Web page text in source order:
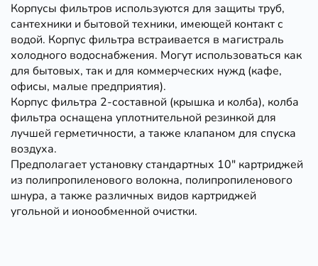
Корпусы фильтров используются для защиты труб,
сантехники и бытовой техники, имеющей контакт с
водой. Корпус фильтра встраивается в магистраль
холодного водоснабжения. Могут использоваться как
для бытовых, так и для коммерческих нужд (кафе,
офисы, малые предприятия).
Корпус фильтра 2-составной (крышка и колба), колба
фильтра оснащена уплотнительной резинкой для
лучшей герметичности, а также клапаном для спуска
воздуха.
Предполагает установку стандартных 10" картриджей
из полипропиленового волокна, полипропиленового
шнура, а также различных видов картриджей
угольной и ионообменной очистки.